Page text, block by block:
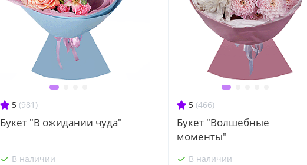
5 (981)
Букет "В ожидании чуда"
В наличии
5 (466)
Букет "Волшебные
моменты"
В наличии